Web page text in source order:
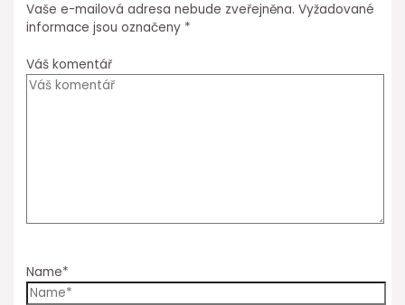
Vaše e-mailová adresa nebude zveřejněna. Vyžadované
informace jsou označeny *
Váš komentář
Name*